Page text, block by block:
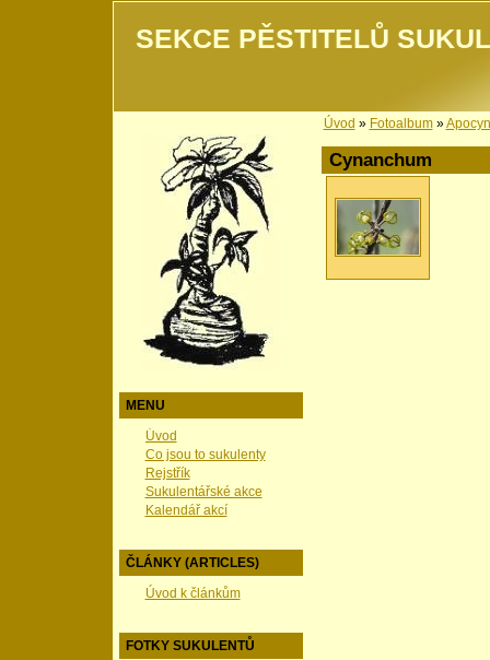
SEKCE PĚSTITELŮ
MENU
Úvod
Co jsou to sukulenty
Rejstřík
Sukulentářské akce
Kalendář akcí
ČLÁNKY (ARTICLES)
Úvod k článkům
FOTKY SUKULENTŮ
Úvod » Fotoalbum»
Cynanchum